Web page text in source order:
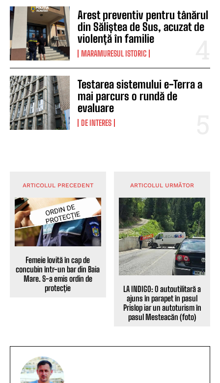
Arest preventiv pentru tânărul
din Săliștea de Sus, acuzat de
violență în familie
MARAMURESUL ISTORIC
Testarea sistemului e-Terra a
mai parcurs o rundă de
evaluare
DE INTERES
ARTICOLUL PRECEDENT
Femeie lovită în cap de
concubin într-un bar din Baia
Mare. S-a emis ordin de
protecție
ARTICOLUL URMĂTOR
LA INDIGO: O autoutilitară a
ajuns în parapet în pasul
Prislop iar un autoturism în
pasul Mesteacăn (foto)